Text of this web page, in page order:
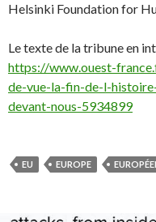
Helsinki Foundation for
Le texte de la tribune en
https://www.ouest-
de-vue-la-fin-de-l-
devant-nous-5934899
EU EUROPE